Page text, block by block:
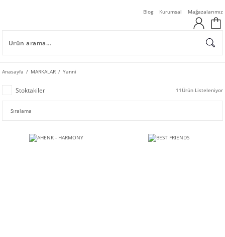
Blog Kurumsal Mağazalarımız
Anasayfa MARKALAR Yanni
Stoktakiler 11 Ürün Listeleniyor